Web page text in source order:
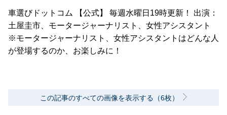
車選びドットコム 【公式】 毎週水曜日19時更新！ 出演：
土屋圭市、モータージャーナリスト、女性アシスタント
※モータージャーナリスト、女性アシスタントはどんな人
が登場するのか、お楽しみに！
この記事のすべての画像を表示する（6枚）